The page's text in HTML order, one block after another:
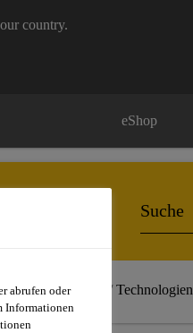
country.
eShop
Neuheiten / Technologien
abrufen oder
Informationen